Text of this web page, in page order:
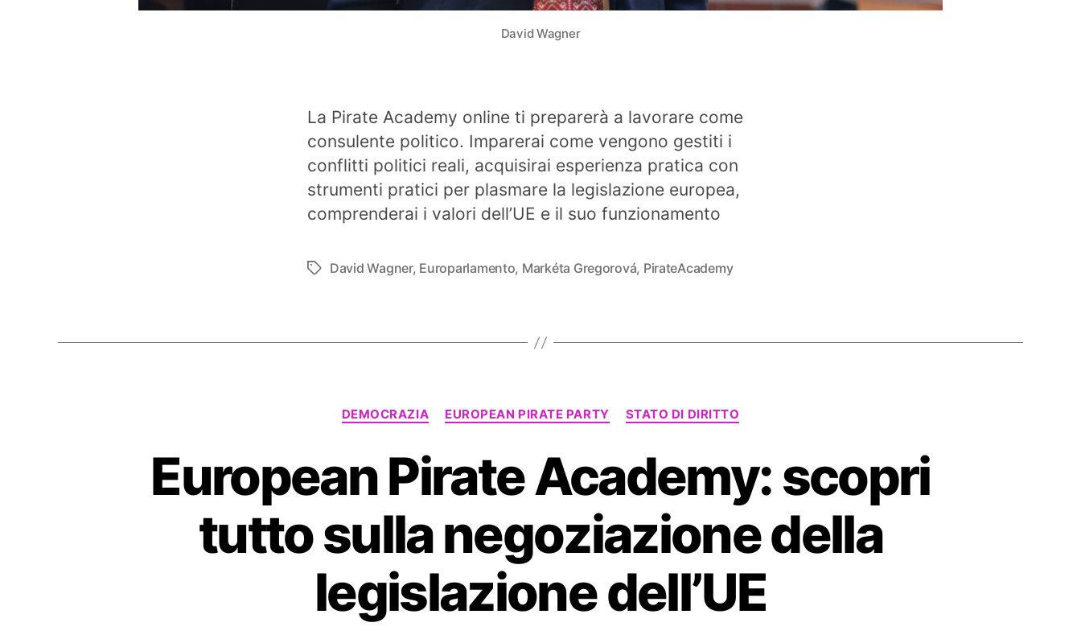
David Wagner
La Pirate Academy online ti preparerà a lavorare come
consulente politico. Imparerai come vengono gestiti i
conflitti politici reali, acquisirai esperienza pratica con
strumenti pratici per plasmare la legislazione europea,
comprenderai i valori dell’UE e il suo funzionamento
Tag David Wagner, Europarlamento, Markéta Gregorová, PirateAcademy
Categorie
DEMOCRAZIA EUROPEAN PIRATE PARTY STATO DI DIRITTO
European Pirate Academy: scopri
tutto sulla negoziazione della
legislazione dell’UE